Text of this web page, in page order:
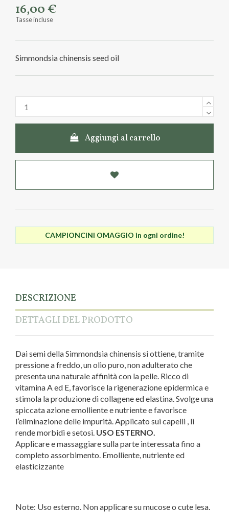
16,00 €
Tasse incluse
Simmondsia chinensis seed oil
Aggiungi al carrello
CAMPIONCINI OMAGGIO in ogni ordine!
DESCRIZIONE
DETTAGLI DEL PRODOTTO
Dai semi della Simmondsia chinensis si ottiene, tramite
pressione a freddo, un olio puro, non adulterato che
presenta una naturale affinità con la pelle. Ricco di
vitamina A ed E, favorisce la rigenerazione epidermica e
stimola la produzione di collagene ed elastina. Svolge una
spiccata azione emolliente e nutriente e favorisce
l’eliminazione delle impurità. Applicato sui capelli , li
rende morbidi e setosi. USO ESTERNO.
Applicare e massaggiare sulla parte interessata fino a
completo assorbimento. Emolliente, nutriente ed
elasticizzante
Note: Uso esterno. Non applicare su mucose o cute lesa.